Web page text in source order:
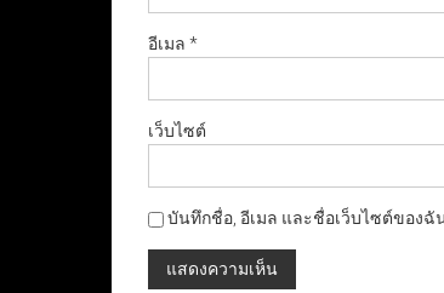
อีเมล *
เว็บไซต์
บันทึกชื่อ, อีเมล และชื่อเว็บไซต์ของฉั